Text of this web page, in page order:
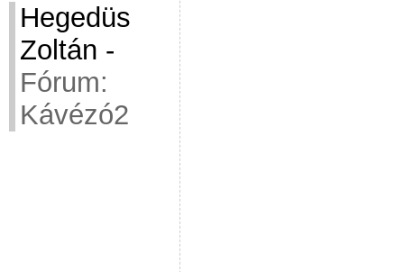
Hegedüs
Zoltán -
Fórum:
Kávézó2